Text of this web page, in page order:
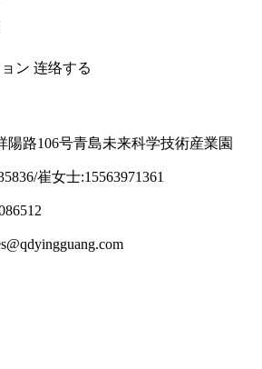
ン 连络する
陽路106号青島未来科学技術産業園
崔女士:15563971361